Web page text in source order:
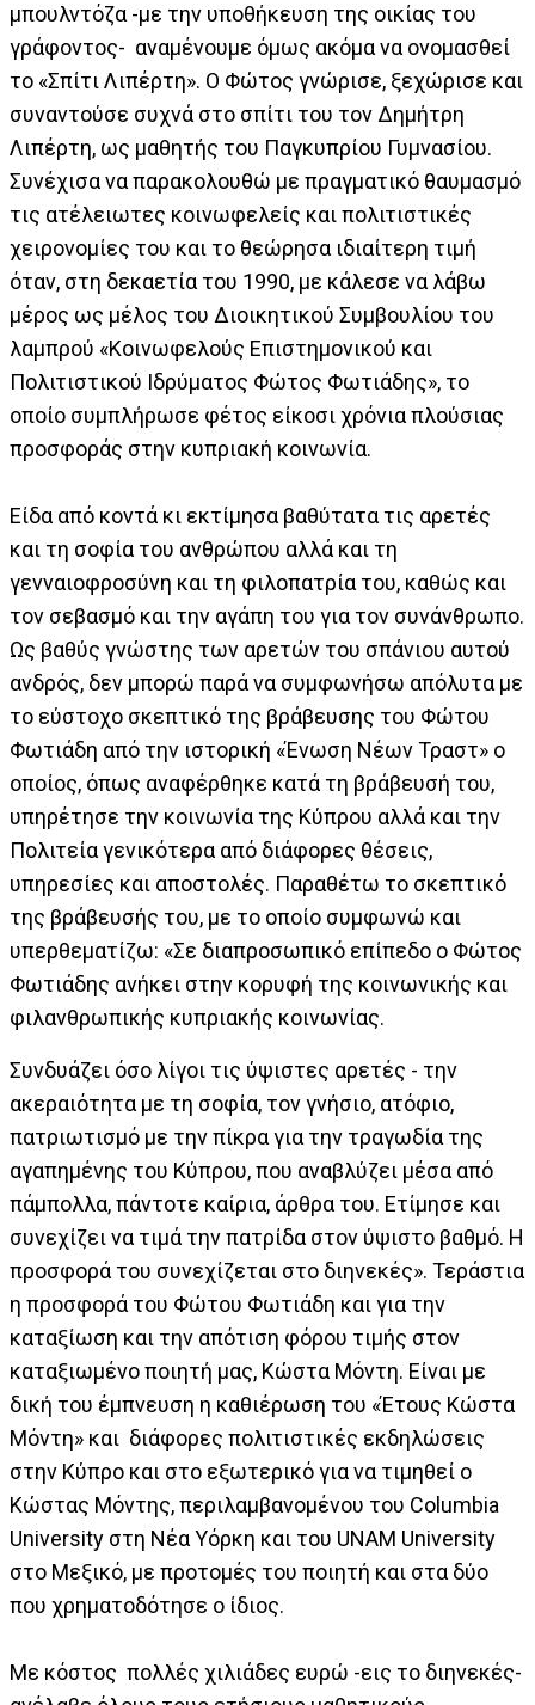
μπουλντόζα -με την υποθήκευση της οικίας του
γράφοντος- αναμένουμε όμως ακόμα να ονομασθεί
το «Σπίτι Λιπέρτη». Ο Φώτος γνώρισε, ξεχώρισε και
συναντούσε συχνά στο σπίτι του τον Δημήτρη
Λιπέρτη, ως μαθητής του Παγκυπρίου Γυμνασίου.
Συνέχισα να παρακολουθώ με πραγματικό θαυμασμό
τις ατέλειωτες κοινωφελείς και πολιτιστικές
χειρονομίες του και το θεώρησα ιδιαίτερη τιμή
όταν, στη δεκαετία του 1990, με κάλεσε να λάβω
μέρος ως μέλος του Διοικητικού Συμβουλίου του
λαμπρού «Κοινωφελούς Επιστημονικού και
Πολιτιστικού Ιδρύματος Φώτος Φωτιάδης», το
οποίο συμπλήρωσε φέτος είκοσι χρόνια πλούσιας
προσφοράς στην κυπριακή κοινωνία.
Είδα από κοντά κι εκτίμησα βαθύτατα τις αρετές
και τη σοφία του ανθρώπου αλλά και τη
γενναιοφροσύνη και τη φιλοπατρία του, καθώς και
τον σεβασμό και την αγάπη του για τον συνάνθρωπο.
Ως βαθύς γνώστης των αρετών του σπάνιου αυτού
ανδρός, δεν μπορώ παρά να συμφωνήσω απόλυτα με
το εύστοχο σκεπτικό της βράβευσης του Φώτου
Φωτιάδη από την ιστορική «Ένωση Νέων Τραστ» ο
οποίος, όπως αναφέρθηκε κατά τη βράβευσή του,
υπηρέτησε την κοινωνία της Κύπρου αλλά και την
Πολιτεία γενικότερα από διάφορες θέσεις,
υπηρεσίες και αποστολές. Παραθέτω το σκεπτικό
της βράβευσής του, με το οποίο συμφωνώ και
υπερθεματίζω: «Σε διαπροσωπικό επίπεδο ο Φώτος
Φωτιάδης ανήκει στην κορυφή της κοινωνικής και
φιλανθρωπικής κυπριακής κοινωνίας.
Συνδυάζει όσο λίγοι τις ύψιστες αρετές - την
ακεραιότητα με τη σοφία, τον γνήσιο, ατόφιο,
πατριωτισμό με την πίκρα για την τραγωδία της
αγαπημένης του Κύπρου, που αναβλύζει μέσα από
πάμπολλα, πάντοτε καίρια, άρθρα του. Ετίμησε και
συνεχίζει να τιμά την πατρίδα στον ύψιστο βαθμό. Η
προσφορά του συνεχίζεται στο διηνεκές». Τεράστια
η προσφορά του Φώτου Φωτιάδη και για την
καταξίωση και την απότιση φόρου τιμής στον
καταξιωμένο ποιητή μας, Κώστα Μόντη. Είναι με
δική του έμπνευση η καθιέρωση του «Έτους Κώστα
Μόντη» και διάφορες πολιτιστικές εκδηλώσεις
στην Κύπρο και στο εξωτερικό για να τιμηθεί ο
Κώστας Μόντης, περιλαμβανομένου του Columbia
University στη Νέα Υόρκη και του UNAM University
στο Μεξικό, με προτομές του ποιητή και στα δύο
που χρηματοδότησε ο ίδιος.
Με κόστος πολλές χιλιάδες ευρώ -εις το διηνεκές-